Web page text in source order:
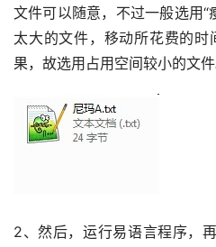
文件可以随意，不过一般选用“
太大的文件，移动所花费的
果，故选用占用空间较小的文件
2、然后，运行易语言程序，